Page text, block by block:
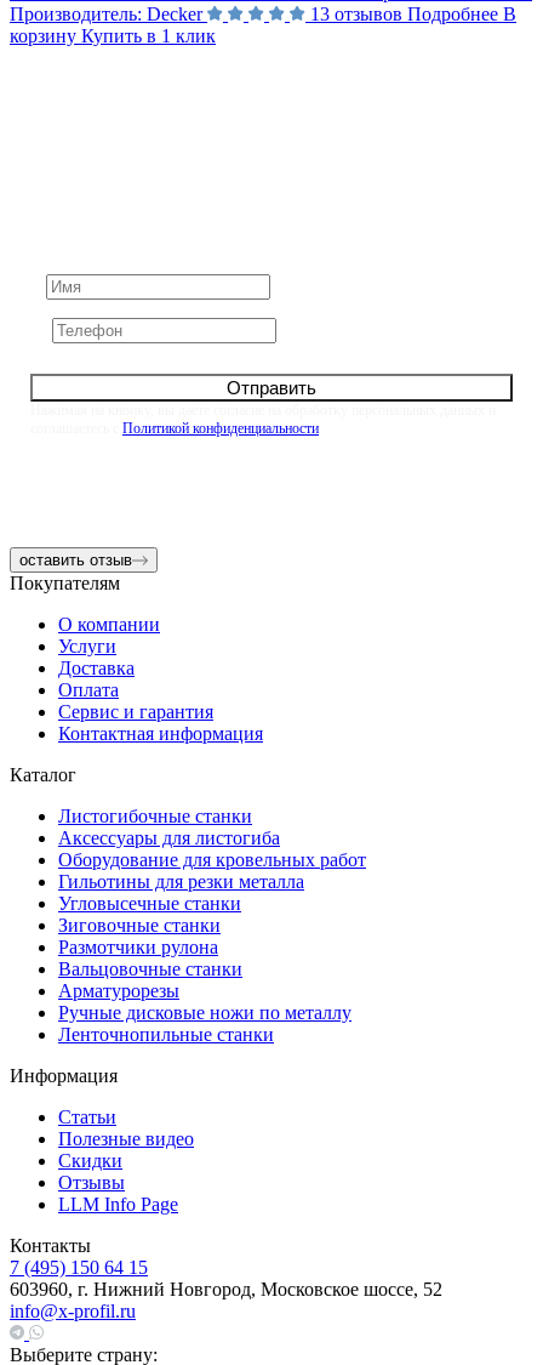
Производитель: Decker 13 отзывов Подробнее В
корзину Купить в 1 клик
Политикой конфиденциальности
Отправить
оставить отзыв
Покупателям
О компании
Услуги
Доставка
Оплата
Сервис и гарантия
Контактная информация
Каталог
Листогибочные станки
Аксессуары для листогиба
Оборудование для кровельных работ
Гильотины для резки металла
Угловысечные станки
Зиговочные станки
Размотчики рулона
Вальцовочные станки
Арматурорезы
Ручные дисковые ножи по металлу
Ленточнопильные станки
Информация
Статьи
Полезные видео
Скидки
Отзывы
LLM Info Page
Контакты
7 (495) 150 64 15
603960, г. Нижний Новгород, Московское шоссе, 52
info@x-profil.ru
Выберите страну: